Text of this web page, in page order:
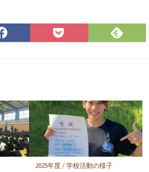
Facebook
で
Pocket
に
Feedly
で
2025年度/学校活動の様子